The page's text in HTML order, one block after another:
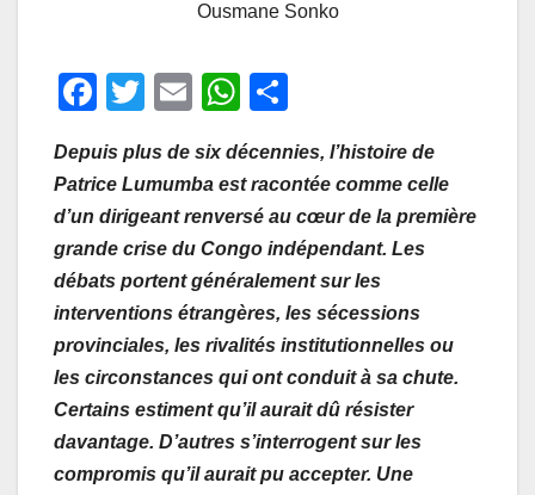
Ousmane Sonko
F
c
e
b
o
o
k
T
tt
er
E
ail
W
at
s
A
p
p
ta
g
er
Depuis plus de six décennies, l’histoire de
Patrice Lumumba est racontée comme celle
d’un dirigeant renversé au cœur de la première
grande crise du Congo indépendant. Les
débats portent généralement sur les
interventions étrangères, les sécessions
provinciales, les rivalités institutionnelles ou
les circonstances qui ont conduit à sa chute.
Certains estiment qu’il aurait dû résister
davantage. D’autres s’interrogent sur les
compromis qu’il aurait pu accepter. Une